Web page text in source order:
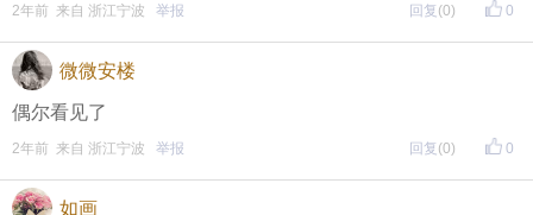
0
2年前 来自 浙江宁波 举报 回复 (0)
微微安楼
偶尔看见了
0
2年前 来自 浙江宁波 举报 回复 (0)
如画